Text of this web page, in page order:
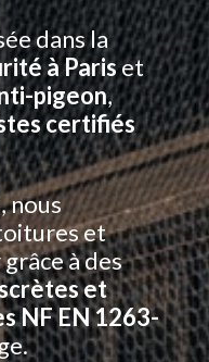
dans la
à Pariset
pigeon,
certifiés
, nous
et
à des
et
NF EN 1263-